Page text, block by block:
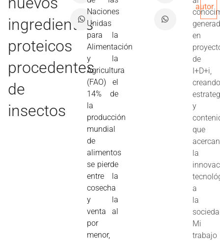
ingredientes
proteicos
procedentes
de
insectos
Naciones
Unidas
para la
Alimentación
y la
Agricultura
(FAO) el
14% de
la
producción
mundial
de
alimentos
se pierde
entre la
cosecha
y la
venta al
por
menor,
en
de
I+D+i,
y
que
acercan
la
a
la
Mi
trabajo
autor